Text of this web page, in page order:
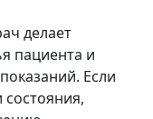
делает
пациента и
Если
состояния,